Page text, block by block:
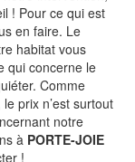
! Pour ce qui est
en faire. Le
habitat vous
qui concerne le
Comme
prix n’est surtout
notre
à PORTE-JOIE
!